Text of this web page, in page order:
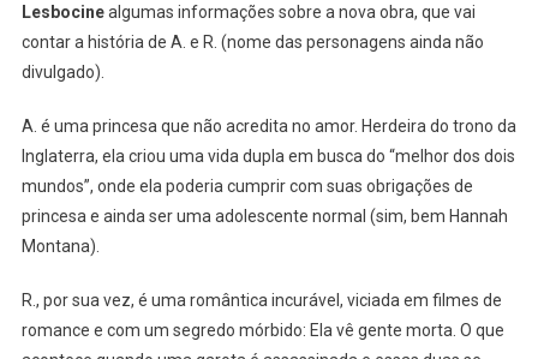
De
Raíssa
Chegará
Em
2023?
Lesbocinealgumas informações sobre a nova obra, que vai
contar a história de A. e R. (nome das personagens ainda não
divulgado).
A. é uma princesa que não acredita no amor. Herdeira do trono da
Inglaterra, ela criou uma vida dupla em busca do “melhor dos dois
mundos”, onde ela poderia cumprir com suas obrigações de
princesa e ainda ser uma adolescente normal (sim, bem Hannah
Montana).
R., por sua vez, é uma romântica incurável, viciada em filmes de
romance e com um segredo mórbido: Ela vê gente morta. O que